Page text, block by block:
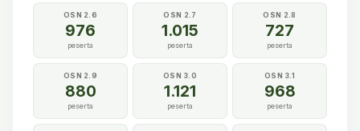
OSN 2.6
976
peserta
OSN 2.7
1.015
peserta
OSN 2.8
727
peserta
OSN 2.9
880
peserta
OSN 3.0
1.121
peserta
OSN 3.1
968
peserta